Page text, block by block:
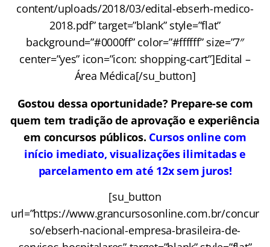
content/uploads/2018/03/edital-ebserh-medico-
2018.pdf” target=”blank” style=”flat”
background=”#0000ff” color=”#ffffff” size=”7″
center=”yes” icon=”icon: shopping-cart”]Edital –
Área Médica[/su_button]
Gostou dessa oportunidade? Prepare-se com
quem tem tradição de aprovação e experiência
em concursos públicos. Cursos online com
início imediato, visualizações ilimitadas e
parcelamento em até 12x sem juros!
[su_button
url=”https://www.grancursosonline.com.br/concur
so/ebserh-nacional-empresa-brasileira-de-